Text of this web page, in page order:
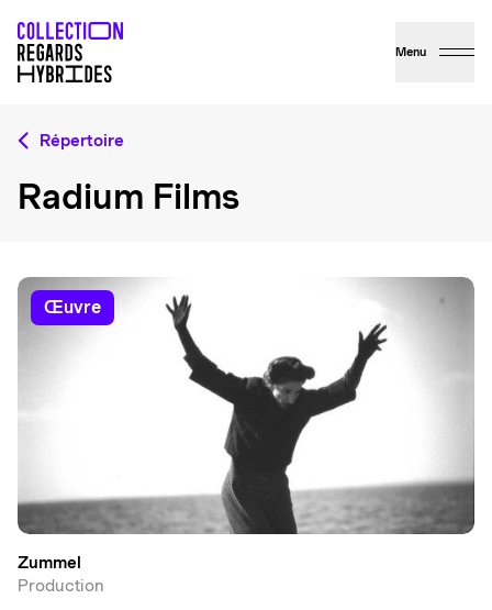
Menu
Répertoire
Radium Films
œuvre
Zummel
Production